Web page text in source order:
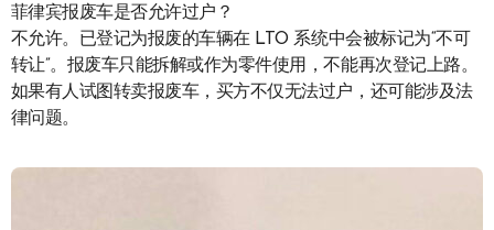
菲律宾报废车是否允许过户？
不允许。已登记为报废的车辆在 LTO 系统中会被标记为“不可
转让”。报废车只能拆解或作为零件使用，不能再次登记上路。
如果有人试图转卖报废车，买方不仅无法过户，还可能涉及法
律问题。